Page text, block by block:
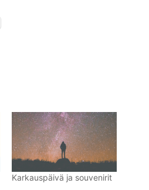
Karkauspäivä ja souvenirit